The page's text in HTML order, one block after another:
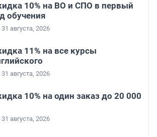
10% на ВО и СПО в первый
обучения
августа, 2026
11% на все курсы
августа, 2026
10% на один заказ до 20 000
августа, 2026